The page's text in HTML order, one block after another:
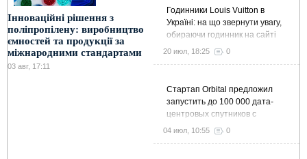
Інноваційні рішення з
поліпропілену: виробництво
ємностей та продукції за
міжнародними стандартами
03 авг, 17:11
Годинники Louis Vuitton в
Україні: на що звернути увагу,
обираючи годинник на сайті
Kronos-Shop
20 июл, 18:25 0
Стартап Orbital предложил
запустить до 100 000 дата-
центровых спутников с
суммарной мощностью 10 ГВт
04 июл, 10:55 0